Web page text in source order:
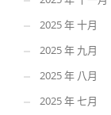
2025 年 十月
2025 年 九月
2025 年 八月
2025 年 七月